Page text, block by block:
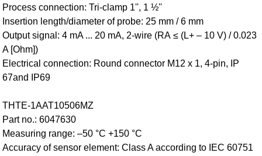
Process connection: Tri-clamp 1'', 1 ½''
Insertion length/diameter of probe: 25 mm / 6 mm
Output signal: 4 mA ... 20 mA, 2-wire (RA ≤ (L+ – 10 V) / 0.023
A [Ohm])
Electrical connection: Round connector M12 x 1, 4-pin, IP
67and IP69
THTE-1AAT10506MZ
Part no.: 6047630
Measuring range: –50 °C +150 °C
Accuracy of sensor element: Class A according to IEC 60751